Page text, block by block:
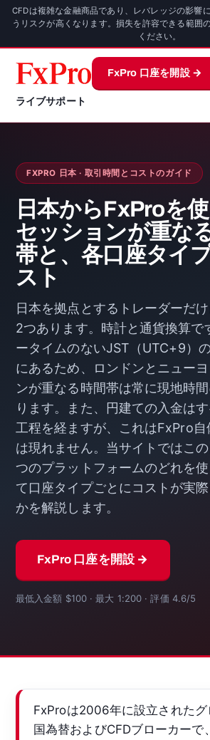
CFDは複雑な金融商品であり、レバレッジの影響
うリスクが高くなります。損失を許容できる範囲
ください。
ライブサポート
FxPro 口座を開設 →
FXPRO 日本 · 取引時間とコストのガイド
日本からFxProを使
セッションが重な
帯と、各口座タイ
スト
日本を拠点とするトレーダーだ
2つあります。時計と通貨換算で
ータイムのないJST（UTC+9）
にあるため、ロンドンとニュー
ンが重なる時間帯は常に現地時
ります。また、円建ての入金は
工程を経ますが、これはFxPro自
は現れません。当サイトではこ
つのプラットフォームのどれを
て口座タイプごとにコストが実
かを解説します。
FxPro 口座を開設 →
最低入金額 $100 · 最大 1:200 · 評価 4.6/5
FxProは2006年に設立されたグ
国為替およびCFDブローカーで